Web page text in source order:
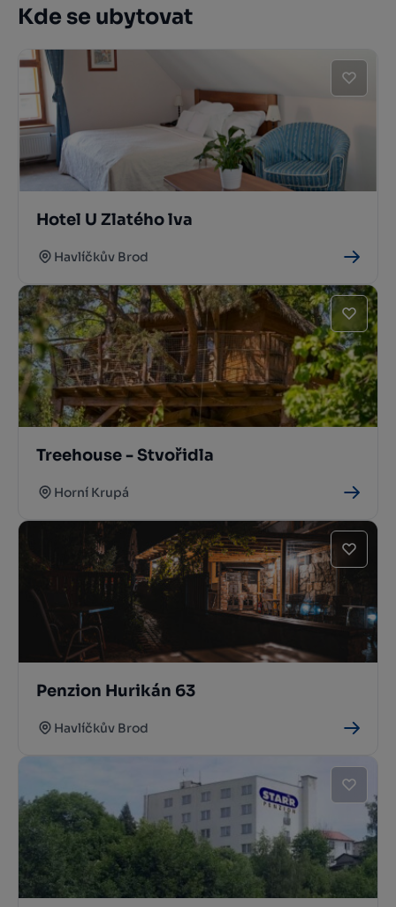
Kde se ubytovat
Hotel U Zlatého lva
Havlíčkův Brod
Treehouse - Stvořidla
Horní Krupá
Penzion Hurikán 63
Havlíčkův Brod